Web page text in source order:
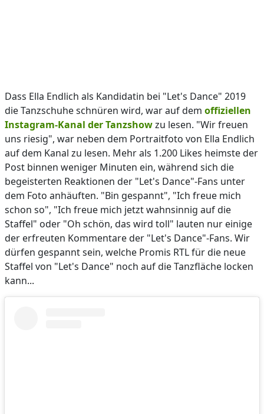
Dass Ella Endlich als Kandidatin bei "Let's Dance" 2019
die Tanzschuhe schnüren wird, war auf dem offiziellen
Instagram-Kanal der Tanzshowzu lesen. "Wir freuen
uns riesig", war neben dem Portraitfoto von Ella Endlich
auf dem Kanal zu lesen. Mehr als 1.200 Likes heimste der
Post binnen weniger Minuten ein, während sich die
begeisterten Reaktionen der "Let's Dance"-Fans unter
dem Foto anhäuften. "Bin gespannt", "Ich freue mich
schon so", "Ich freue mich jetzt wahnsinnig auf die
Staffel" oder "Oh schön, das wird toll" lauten nur einige
der erfreuten Kommentare der "Let's Dance"-Fans. Wir
dürfen gespannt sein, welche Promis RTL für die neue
Staffel von "Let's Dance" noch auf die Tanzfläche locken
kann...